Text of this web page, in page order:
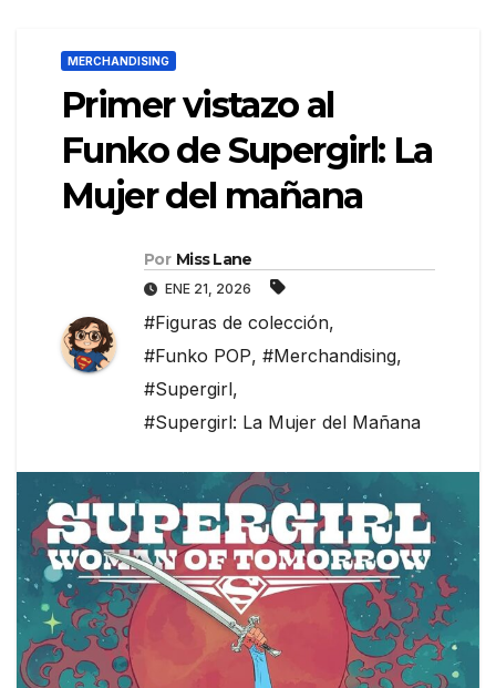
MERCHANDISING
Primer vistazo al
Funko de Supergirl: La
Mujer del mañana
Por Miss Lane
ENE 21, 2026
#Figuras de colección,
#Funko POP, #Merchandising,
#Supergirl,
#Supergirl: La Mujer del Mañana